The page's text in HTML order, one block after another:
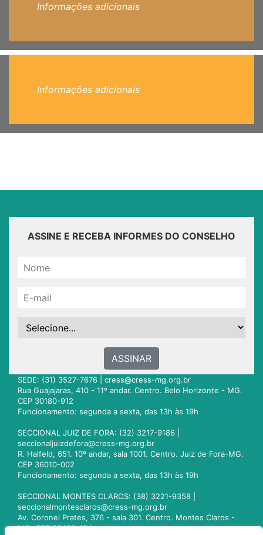
Informações adicionais
Informações adicionais
ASSINE E RECEBA INFORMES DO CONSELHO
ASSINAR
SEDE: (31) 3527-7676 | cress@cress-mg.org.br
Rua Guajajaras, 410 - 11º andar. Centro. Belo Horizonte - MG.
CEP 30180-912
Funcionamento: segunda a sexta, das 13h às 19h
SECCIONAL JUIZ DE FORA: (32) 3217-9186 |
seccionaljuizdefora@cress-mg.org.br
R. Halfeld, 651. 10º andar, sala 1001. Centro. Juiz de Fora-MG.
CEP 36010-002
Funcionamento: segunda a sexta, das 13h às 19h
SECCIONAL MONTES CLAROS: (38) 3221-9358 |
seccionalmontesclaros@cress-mg.org.br
Av. Coronel Prates, 376 - sala 301. Centro. Montes Claros -
MG. CEP 39400-104